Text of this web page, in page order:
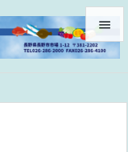


